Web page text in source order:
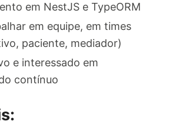
em NestJS e TypeORM
em equipe, em times
paciente, mediador)
e interessado em
contínuo